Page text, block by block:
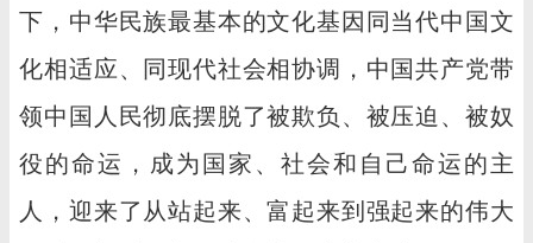
下，中华民族最基本的文化基因同当代中国文
化相适应、同现代社会相协调，中国共产党带
领中国人民彻底摆脱了被欺负、被压迫、被奴
役的命运，成为国家、社会和自己命运的主
人，迎来了从站起来、富起来到强起来的伟大